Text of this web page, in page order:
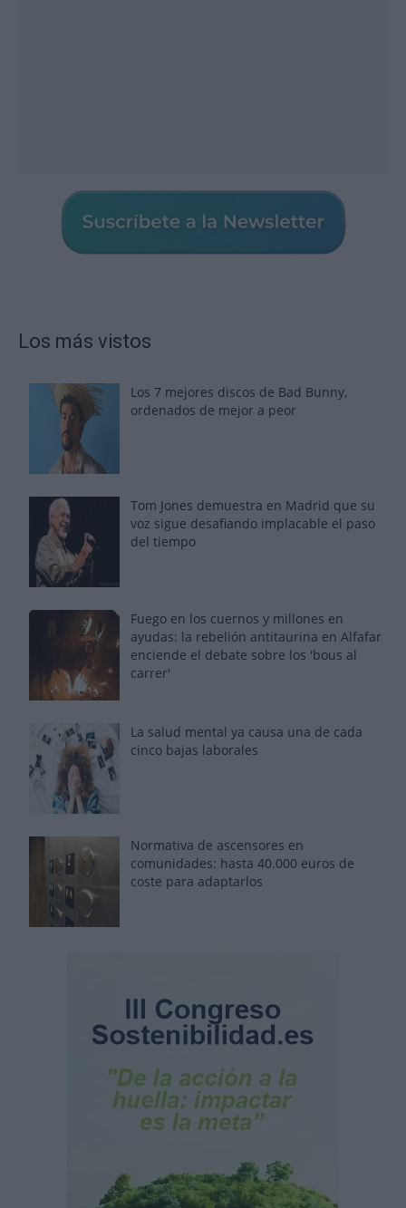
Los más vistos
Los 7 mejores discos de Bad Bunny,
ordenados de mejor a peor
Tom Jones demuestra en Madrid que su
voz sigue desafiando implacable el paso
del tiempo
Fuego en los cuernos y millones en
ayudas: la rebelión antitaurina en Alfafar
enciende el debate sobre los 'bous al
carrer'
La salud mental ya causa una de cada
cinco bajas laborales
Normativa de ascensores en
comunidades: hasta 40.000 euros de
coste para adaptarlos